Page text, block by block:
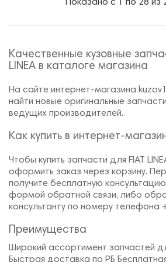
Показано с 1 по 28 из
Качественные кузовные
LINEA в каталоге магазина
На сайте интернет-магазина
найти новые оригинальные запчасти
ведущих производителей.
Как купить в интернет-
Чтобы купить запчасти для FIAT
оформить заказ через корзину.
получите бесплатную
формой обратной связи, либо
консультанту по номеру телефона
Преимущества
Широкий ассортимент запчастей
Быстрая доставка по РБ